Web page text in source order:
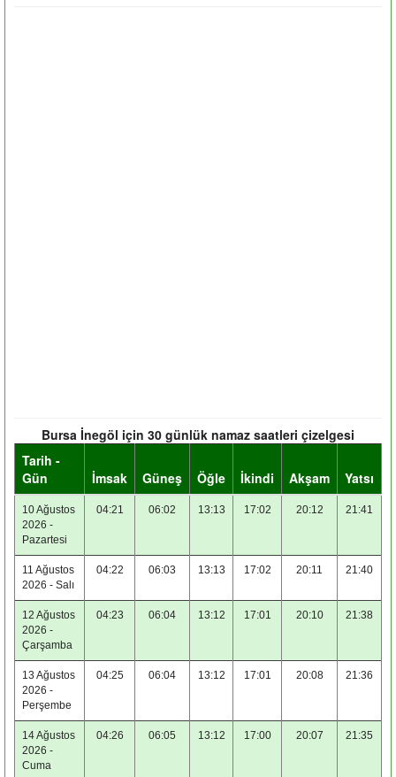
Bursa İnegöl için 30 günlük namaz saatleri çizelgesi
Tarih -
Gün
İmsak Güneş Öğle İkindi Akşam Yatsı
10 Ağustos
2026 -
Pazartesi
04:21 06:02 13:13 17:02 20:12 21:41
11 Ağustos
2026 - Salı
04:22 06:03 13:13 17:02 20:11 21:40
12 Ağustos
2026 -
Çarşamba
04:23 06:04 13:12 17:01 20:10 21:38
13 Ağustos
2026 -
Perşembe
04:25 06:04 13:12 17:01 20:08 21:36
14 Ağustos
2026 -
Cuma
04:26 06:05 13:12 17:00 20:07 21:35